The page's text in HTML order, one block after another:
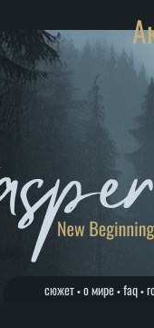
сюжет• о мире• faq•